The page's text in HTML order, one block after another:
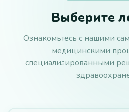
Выберите
Ознакомьтесь с нашими
медицинскими
специализированными